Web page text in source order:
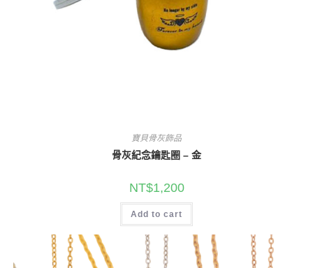
寶貝骨灰飾品
骨灰紀念鑰匙圈 – 金
NT$1,200
Add to cart